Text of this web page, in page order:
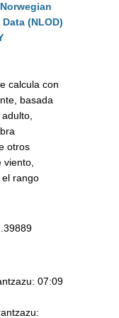
Norwegian
(NLOD)
calcula con
basada
otros
viento,
rango
07:09